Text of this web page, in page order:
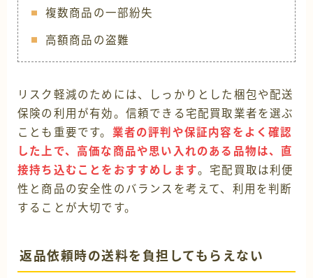
複数商品の一部紛失
高額商品の盗難
リスク軽減のためには、しっかりとした梱包や配送
保険の利用が有効。信頼できる宅配買取業者を選ぶ
ことも重要です。 業者の評判や保証内容をよく確認
した上で、高価な商品や思い入れのある品物は、直
接持ち込むことをおすすめします。宅配買取は利便
性と商品の安全性のバランスを考えて、利用を判断
することが大切です。
返品依頼時の送料を負担してもらえない